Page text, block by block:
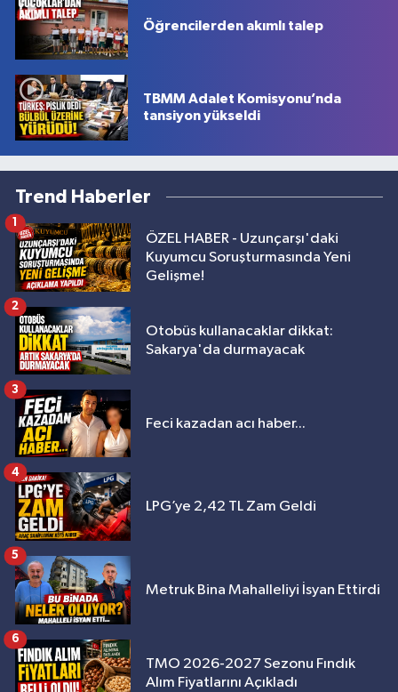
Öğrencilerden akımlı talep
TBMM Adalet Komisyonu’nda
tansiyon yükseldi
Trend Haberler
ÖZEL HABER - Uzunçarşı'daki
Kuyumcu Soruşturmasında Yeni
Gelişme!
1
Otobüs kullanacaklar dikkat:
Sakarya'da durmayacak
2
Feci kazadan acı haber...
3
LPG’ye 2,42 TL Zam Geldi
4
Metruk Bina Mahalleliyi İsyan Ettirdi
5
TMO 2026-2027 Sezonu Fındık
Alım Fiyatlarını Açıkladı
6